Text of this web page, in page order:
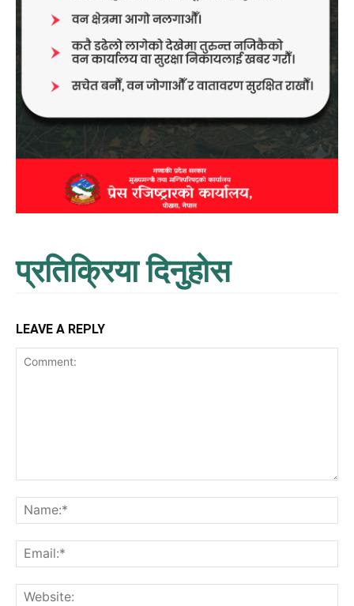
प्रतिक्रिया दिनुहोस
LEAVE A REPLY